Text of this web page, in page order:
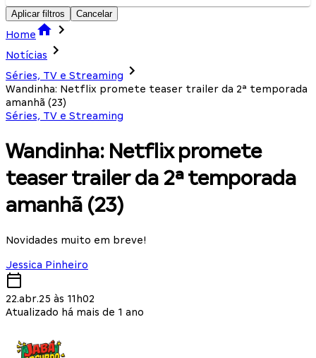
Aplicar filtros Cancelar
Home
Notícias
Séries, TV e Streaming
Wandinha: Netflix promete teaser trailer da 2ª temporada
amanhã (23)
Séries, TV e Streaming
Wandinha: Netflix promete
teaser trailer da 2ª temporada
amanhã (23)
Novidades muito em breve!
Jessica Pinheiro
22.abr.25 às 11h02
Atualizado há mais de 1 ano